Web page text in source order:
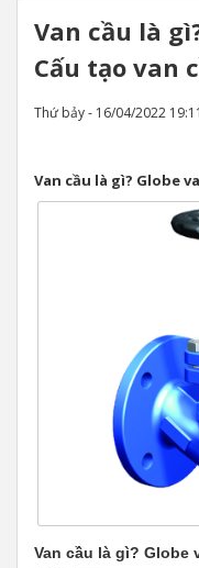
Van cầu là
Cấu tạo van
Thứ bảy - 16/04/2022 19:11
Van cầu là gì? Globe
Van cầu là gì? Globe